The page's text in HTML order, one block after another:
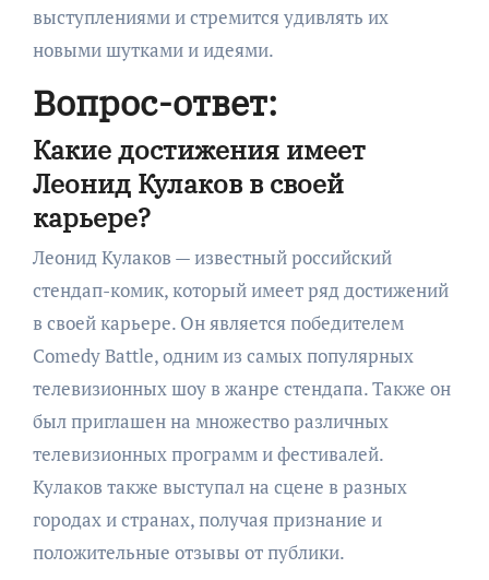
выступлениями и стремится удивлять их
новыми шутками и идеями.
Вопрос-ответ:
Какие достижения имеет
Леонид Кулаков в своей
карьере?
Леонид Кулаков — известный российский
стендап-комик, который имеет ряд достижений
в своей карьере. Он является победителем
Comedy Battle, одним из самых популярных
телевизионных шоу в жанре стендапа. Также он
был приглашен на множество различных
телевизионных программ и фестивалей.
Кулаков также выступал на сцене в разных
городах и странах, получая признание и
положительные отзывы от публики.